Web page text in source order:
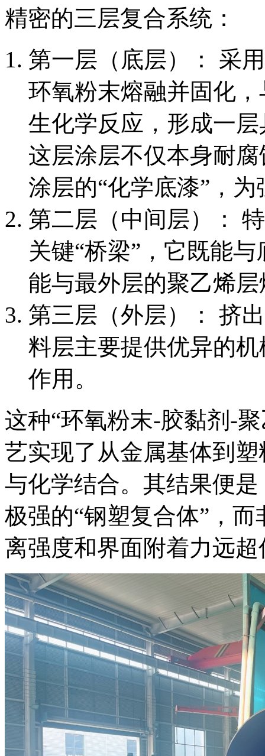
精密的三层复合系统：
第一层（底层）： 采
环氧粉末熔融并固化
生化学反应，形成一
这层涂层不仅本身耐
涂层的“化学底漆”，
第二层（中间层）：
关键“桥梁”，它既能
能与最外层的聚乙烯
第三层（外层）： 挤
料层主要提供优异的
作用。
这种“环氧粉末-胶黏剂-
艺实现了从金属基体到
与化学结合。其结果便
极强的“钢塑复合体”，
离强度和界面附着力远